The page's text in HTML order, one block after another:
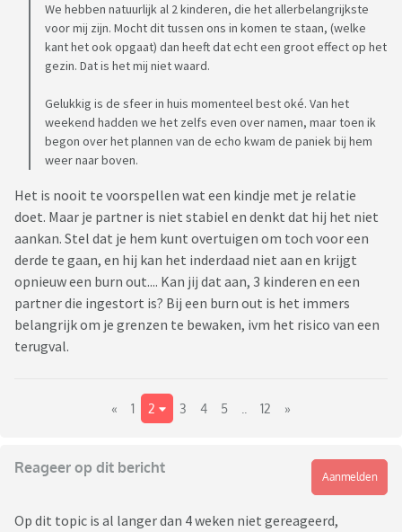
We hebben natuurlijk al 2 kinderen, die het allerbelangrijkste
voor mij zijn. Mocht dit tussen ons in komen te staan, (welke
kant het ook opgaat) dan heeft dat echt een groot effect op het
gezin. Dat is het mij niet waard.
Gelukkig is de sfeer in huis momenteel best oké. Van het
weekend hadden we het zelfs even over namen, maar toen ik
begon over het plannen van de echo kwam de paniek bij hem
weer naar boven.
Het is nooit te voorspellen wat een kindje met je relatie
doet. Maar je partner is niet stabiel en denkt dat hij het niet
aankan. Stel dat je hem kunt overtuigen om toch voor een
derde te gaan, en hij kan het inderdaad niet aan en krijgt
opnieuw een burn out.... Kan jij dat aan, 3 kinderen en een
partner die ingestort is? Bij een burn out is het immers
belangrijk om je grenzen te bewaken, ivm het risico van een
terugval.
« 1 2 3 4 5 12 »
Reageer op dit bericht
Aanmelden
Op dit topic is al langer dan 4 weken niet gereageerd,